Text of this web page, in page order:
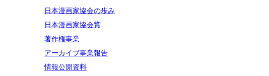
日本漫画家協会の歩み
日本漫画家協会賞
著作権事業
アーカイブ事業報告
情報公開資料